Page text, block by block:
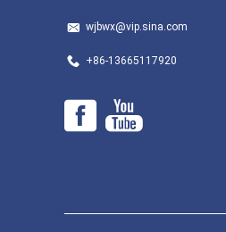
wjbwx@vip.sina.com
+86-13665117920